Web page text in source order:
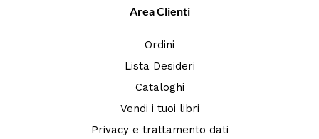
Area Clienti
Ordini
Lista Desideri
Cataloghi
Vendi i tuoi libri
Privacy e trattamento dati